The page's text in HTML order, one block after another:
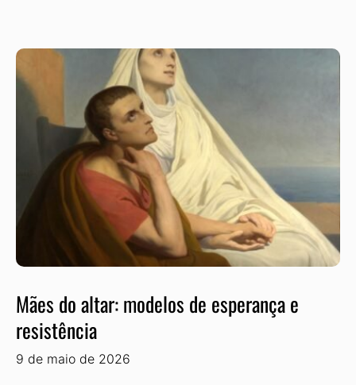
Mães do altar: modelos de esperança e
resistência
9 de maio de 2026